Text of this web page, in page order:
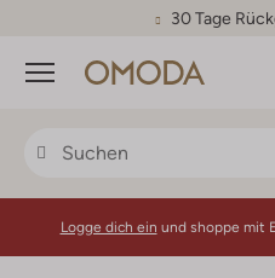
30 Tage
Menü
Logge dich ein und shoppe mit